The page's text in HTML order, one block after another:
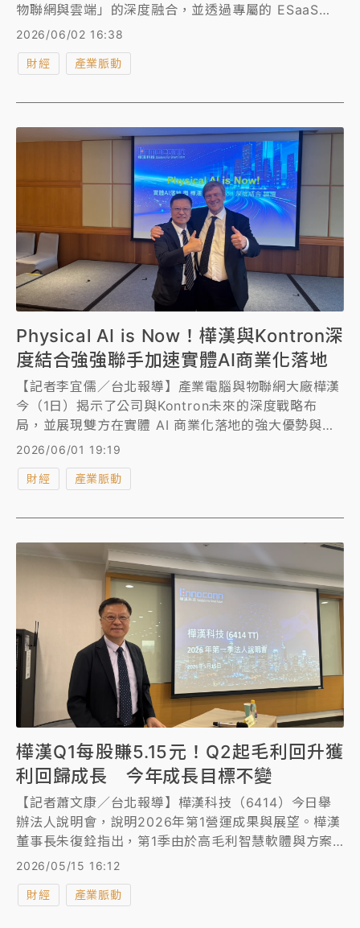
物聯網與雲端」的深度融合，並透過專屬的 ESaaS
(Ennoconn Solution as a Service) 整合方案，以軟
台，以迎接龐大的實體AI商機。
2026/06/02 16:38
財經 產業脈動
Physical AI is Now！樺漢與Kontron深
度結合強強聯手加速實體AI商業化落地
【記者李宜儒／台北報導】產業電腦與物聯網大廠樺漢
今（1日）揭示了公司與Kontron未來的深度戰略布
局，並展現雙方在實體 AI 商業化落地的強大優勢與豐
碩成果。其中將有技術合作、產品整合及市場分工三大
綜效，而樺漢更預計未來對 Kontron 的持股比例將提
升至30%以上。
2026/06/01 19:19
財經 產業脈動
樺漢Q1每股賺5.15元！Q2起毛利回升獲
利回歸成長 今年成長目標不變
【記者蕭文康／台北報導】樺漢科技（6414）今日舉
辦法人說明會，說明2026年第1營運成果與展望。樺漢
董事長朱復銓指出，第1季由於高毛利智慧軟體與方案
業務受到訂單遞延營收貢獻佔比減少、記憶體價格影
減，本期淨利11.22億元，每股純益5.15元，低於去年
2026/05/15 16:12
財經 產業脈動